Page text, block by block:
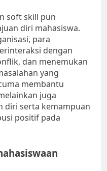
soft skill pun
diri mahasiswa.
para
dengan
dan menemukan
yang
membantu
juga
diri serta kemampuan
positif pada